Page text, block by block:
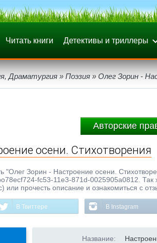
Читать книги Детективы и триллеры
Драматургия » Поэзия » Олег Зорин -
Авторские
осени. Стихотворения
"Олег Зорин - Настроение осени.
fc53-11e3-871d-0025905a0812.
или прочесть описание и ознакомиться с
В Твиттере В Instagram
Название: